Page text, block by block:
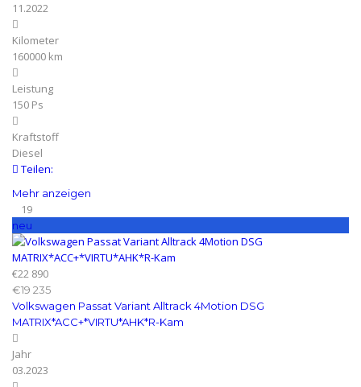
11.2022
Kilometer
160000 km
Leistung
150 Ps
Kraftstoff
Diesel
Teilen:
Mehr anzeigen
19
neu
€22 890
€19 235
Volkswagen Passat Variant Alltrack 4Motion DSG
MATRIX*ACC+*VIRTU*AHK*R-Kam
Jahr
03.2023